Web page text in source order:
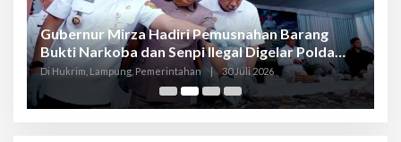
Gubernur Mirza Hadiri Pemusnahan Barang
Bukti Narkoba dan Senpi Ilegal Digelar Polda
Lampung
Di Hukrim, Lampung, Pemerintahan | 30 Juli 2026